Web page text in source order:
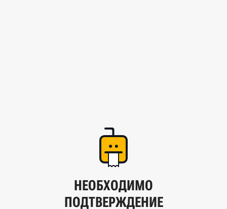
НЕОБХОДИМО
ПОДТВЕРЖДЕНИЕ